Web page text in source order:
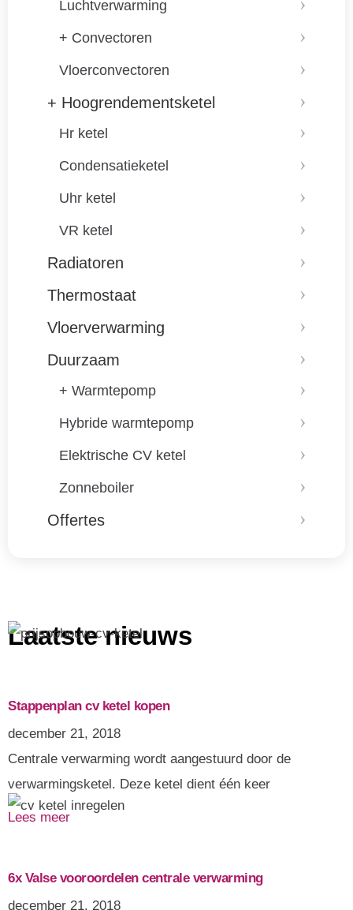
Luchtverwarming
+ Convectoren
Vloerconvectoren
+ Hoogrendementsketel
Hr ketel
Condensatieketel
Uhr ketel
VR ketel
Radiatoren
Thermostaat
Vloerverwarming
Duurzaam
+ Warmtepomp
Hybride warmtepomp
Elektrische CV ketel
Zonneboiler
Offertes
Laatste nieuws
Stappenplan cv ketel kopen
december 21, 2018
Centrale verwarming wordt aangestuurd door de
verwarmingsketel. Deze ketel dient één keer
Lees meer
6x Valse vooroordelen centrale verwarming
december 21, 2018